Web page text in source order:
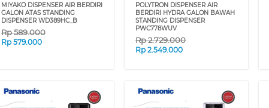
MIYAKO DISPENSER AIR BERDIRI
GALON ATAS STANDING
DISPENSER WD389HC_B
Rp589.000
Rp 579.000
POLYTRON DISPENSER AIR
BERDIRI HYDRA GALON BAWAH
STANDING DISPENSER
PWC778WUV
Rp2.729.000
Rp 2.549.000